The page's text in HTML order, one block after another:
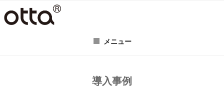
ン
メニュー
導入事例